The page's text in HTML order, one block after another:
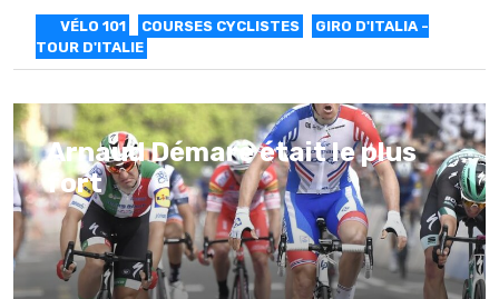
VÉLO 101 COURSES CYCLISTES
GIRO D'ITALIA -
TOUR D'ITALIE
Arnaud Démare était le plus
fort